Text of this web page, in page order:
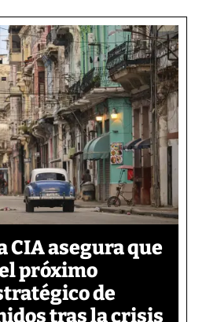
CIA asegura que
próximo
de
tras la crisis